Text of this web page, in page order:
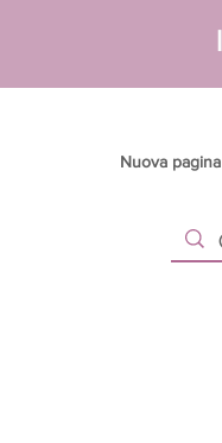
Nuova pagina